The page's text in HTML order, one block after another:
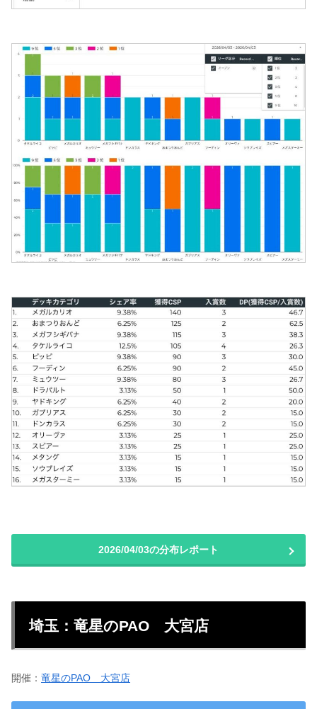
2026/04/03の分布レポート
埼玉：竜星のPAO 大宮店
開催： 竜星のPAO 大宮店